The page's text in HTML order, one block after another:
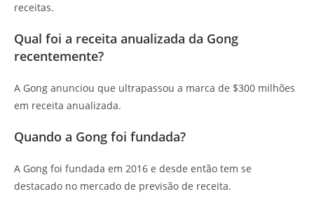
receitas.
Qual foi a receita anualizada da Gong
recentemente?
A Gong anunciou que ultrapassou a marca de $300 milhões
em receita anualizada.
Quando a Gong foi fundada?
A Gong foi fundada em 2016 e desde então tem se
destacado no mercado de previsão de receita.